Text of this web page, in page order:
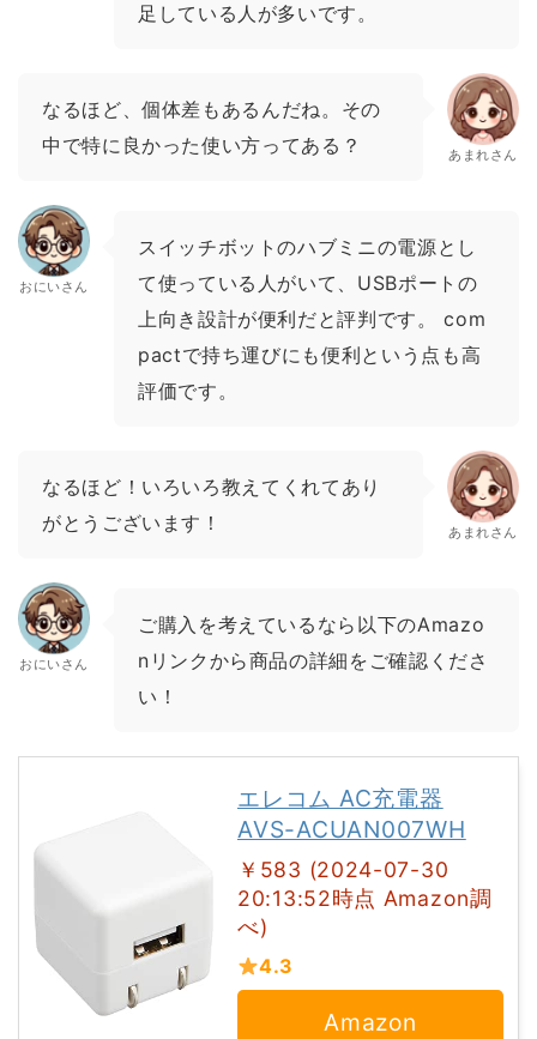
足している人が多いです。
なるほど、個体差もあるんだね。その
中で特に良かった使い方ってある？
あまれさん
おにいさん
スイッチボットのハブミニの電源とし
て使っている人がいて、USBポートの
上向き設計が便利だと評判です。 com
pactで持ち運びにも便利という点も高
評価です。
なるほど！いろいろ教えてくれてあり
がとうございます！
あまれさん
おにいさん
ご購入を考えているなら以下のAmazo
nリンクから商品の詳細をご確認くださ
い！
エレコム AC充電器
AVS-ACUAN007WH
￥583 (2024-07-30
20:13:52時点 Amazon調
べ)
4.3
Amazon